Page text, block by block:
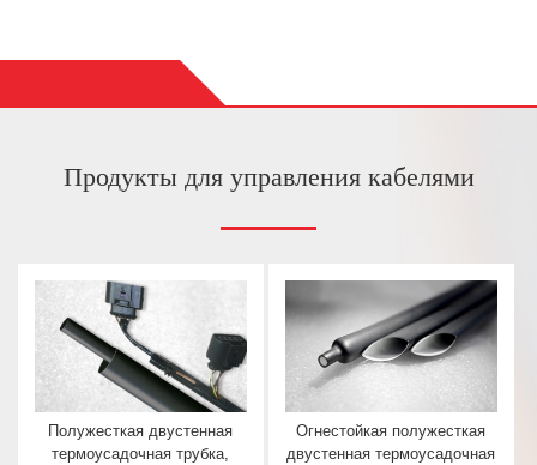
Продукты для управления кабелями
Полужесткая двустенная
термоусадочная трубка,
Огнестойкая полужесткая
двустенная термоусадочная